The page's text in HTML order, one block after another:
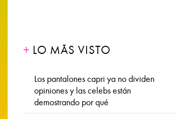
LO MÁS VISTO
Los pantalones capri ya no dividen
opiniones y las celebs están
demostrando por qué